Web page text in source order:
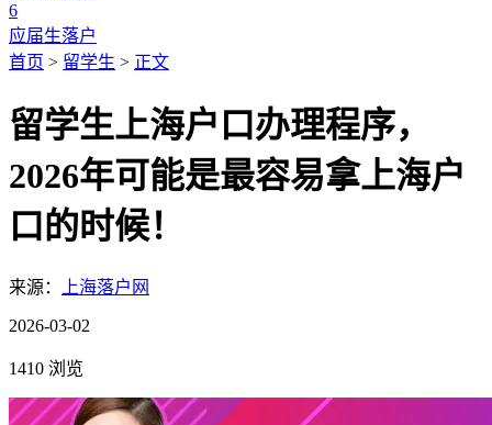
6
应届生落户
首页 > 留学生 > 正文
留学生上海户口办理程序，
2026年可能是最容易拿上海户
口的时候！
来源： 上海落户网
2026-03-02
1410 浏览